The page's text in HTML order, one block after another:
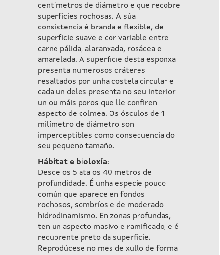
centímetros de diámetro e que recobre
superficies rochosas. A súa
consistencia é branda e flexible, de
superficie suave e cor variable entre
carne pálida, alaranxada, rosácea e
amarelada. A superficie desta esponxa
presenta numerosos cráteres
resaltados por unha costela circular e
cada un deles presenta no seu interior
un ou máis poros que lle confiren
aspecto de colmea. Os ósculos de 1
milímetro de diámetro son
imperceptibles como consecuencia do
seu pequeno tamaño.
Hábitat e bioloxía:
Desde os 5 ata os 40 metros de
profundidade. É unha especie pouco
común que aparece en fondos
rochosos, sombríos e de moderado
hidrodinamismo. En zonas profundas,
ten un aspecto masivo e ramificado, e é
recubrente preto da superficie.
Reprodúcese no mes de xullo de forma